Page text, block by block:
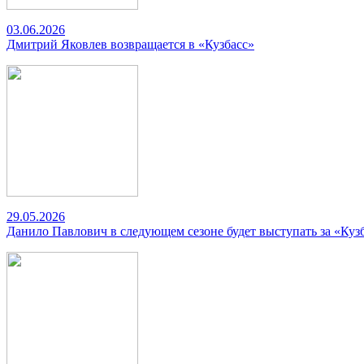
03.06.2026
Дмитрий Яковлев возвращается в «Кузбасс»
29.05.2026
Данило Павлович в следующем сезоне будет выступать за